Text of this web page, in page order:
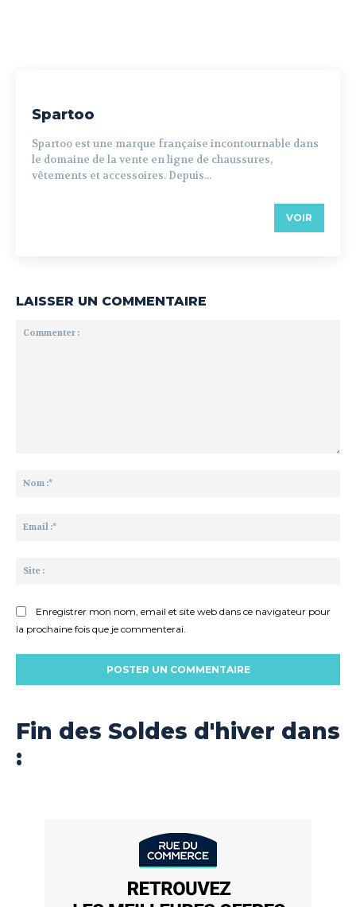
Spartoo
Spartoo est une marque française incontournable dans
le domaine de la vente en ligne de chaussures,
vêtements et accessoires. Depuis...
VOIR
LAISSER UN COMMENTAIRE
Enregistrer mon nom, email et site web dans ce navigateur pour
la prochaine fois que je commenterai.
Fin des Soldes d'hiver dans
: